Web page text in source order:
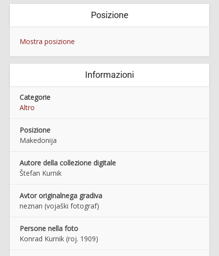
Posizione
Mostra posizione
Informazioni
Categorie
Altro
Posizione
Makedonija
Autore della collezione digitale
Štefan Kurnik
Avtor originalnega gradiva
neznan (vojaški fotograf)
Persone nella foto
Konrad Kurnik (roj. 1909)